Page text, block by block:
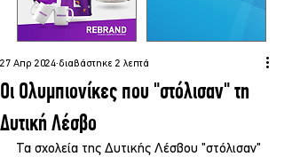
Οι Ολυμπιονίκες που "στόλισαν" τη
Δυτική Λέσβο
27 Απρ 2024 διαβάστηκε 2 λεπτά
Τα σχολεία της Δυτικής Λέσβου "στόλισαν"